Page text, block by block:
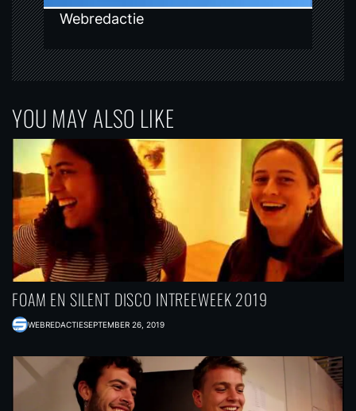
Webredactie
YOU MAY ALSO LIKE
FOAM EN SILENT DISCO INTREEWEEK 2019
WEBREDACTIESEPTEMBER 26, 2019